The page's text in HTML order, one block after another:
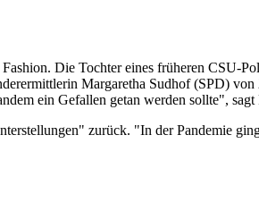
Die Tochter eines früheren CSU-
Margaretha Sudhof (SPD)
ein Gefallen getan werden sollte",
zurück. "In der Pandemie